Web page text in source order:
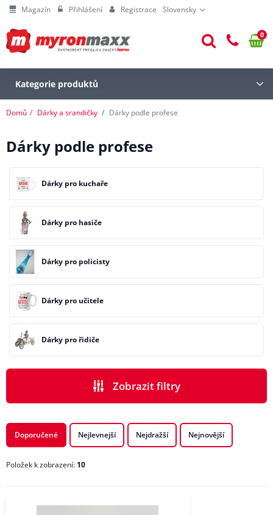
Magazín Přihlášení Registrace Slovensky
0
Kategorie produktů
Domů Dárky a srandičky Dárky podle profese
Dárky podle profese
Dárky pro kuchaře
Dárky pro hasiče
Dárky pro policisty
Dárky pro učitele
Dárky pro řidiče
Zobrazit filtry
PODKATEGORIE
CENA
ZNAČKA
Doporučené Nejlevnejší Nejdražší Nejnovější
Položek k zobrazení: 10